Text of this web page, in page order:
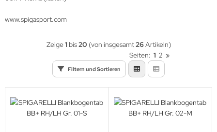
www.spigasport.com
Filtern und Sortieren
Zeige1 bis20 (von insgesamt26Artikeln)
Seiten: 1 2 »